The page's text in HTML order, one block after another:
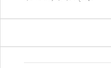
খেলাধুলা